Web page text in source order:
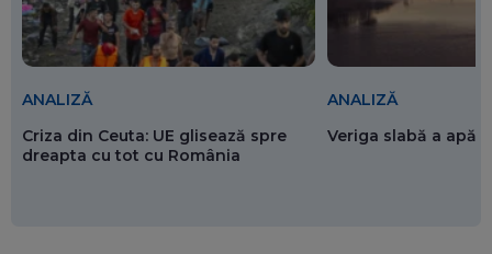
ANALIZĂ
Criza din Ceuta: UE glisează spre
dreapta cu tot cu România
ANALIZĂ
Veriga slabă a